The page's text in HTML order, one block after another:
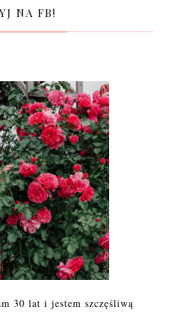
NA FB!
30 lat i jestem szczęśliwą